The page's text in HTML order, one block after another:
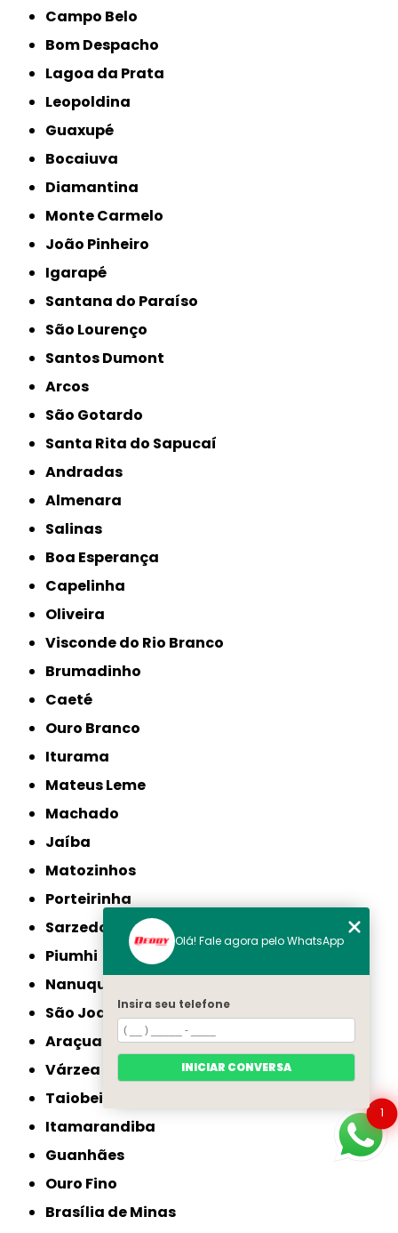
Campo Belo
Bom Despacho
Lagoa da Prata
Leopoldina
Guaxupé
Bocaiuva
Diamantina
Monte Carmelo
João Pinheiro
Igarapé
Santana do Paraíso
São Lourenço
Santos Dumont
Arcos
São Gotardo
Santa Rita do Sapucaí
Andradas
Almenara
Salinas
Boa Esperança
Capelinha
Oliveira
Visconde do Rio Branco
Brumadinho
Caeté
Ouro Branco
Iturama
Mateus Leme
Machado
Jaíba
Matozinhos
Porteirinha
Sarzedo
Piumhi
Nanuque
São Joaquim de Bicas
Araçuaí
Várzea da Palma
Taiobeiras
Itamarandiba
Guanhães
Ouro Fino
Brasília de Minas
1
Olá! Fale agora pelo WhatsApp
Insira seu telefone
INICIAR CONVERSA